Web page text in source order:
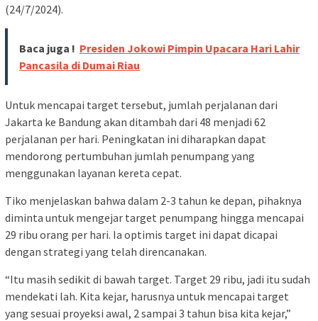
(24/7/2024).
Baca juga ! Presiden Jokowi Pimpin Upacara Hari Lahir
Pancasila di Dumai Riau
Untuk mencapai target tersebut, jumlah perjalanan dari
Jakarta ke Bandung akan ditambah dari 48 menjadi 62
perjalanan per hari. Peningkatan ini diharapkan dapat
mendorong pertumbuhan jumlah penumpang yang
menggunakan layanan kereta cepat.
Tiko menjelaskan bahwa dalam 2-3 tahun ke depan, pihaknya
diminta untuk mengejar target penumpang hingga mencapai
29 ribu orang per hari. Ia optimis target ini dapat dicapai
dengan strategi yang telah direncanakan.
“Itu masih sedikit di bawah target. Target 29 ribu, jadi itu sudah
mendekati lah. Kita kejar, harusnya untuk mencapai target
yang sesuai proyeksi awal, 2 sampai 3 tahun bisa kita kejar,”